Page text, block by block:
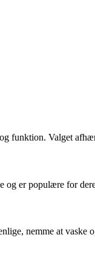
funktion. Valget
er populære for
nemme at